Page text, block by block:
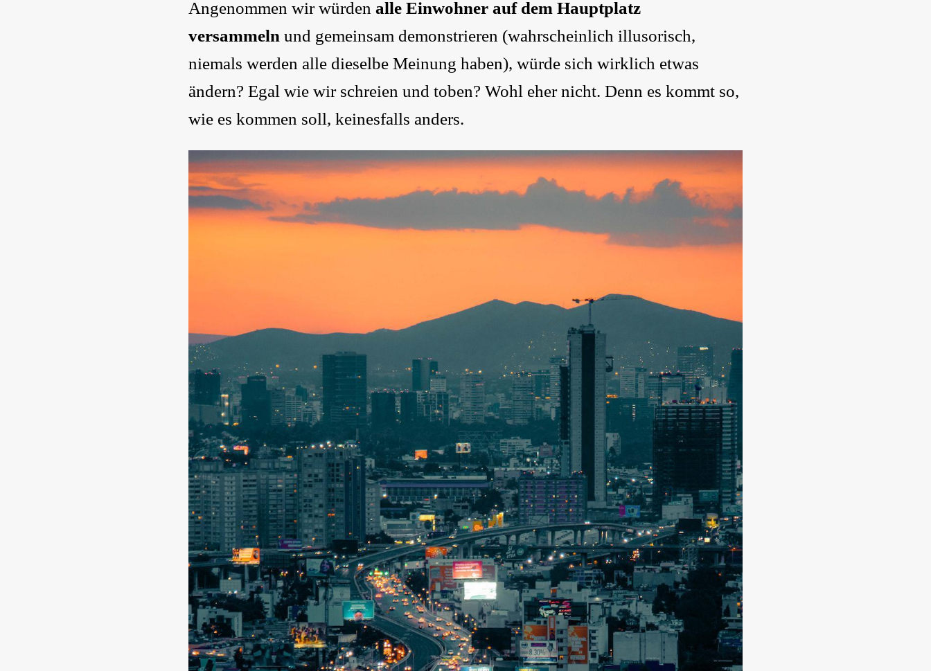
Angenommen wir würden alle Einwohner auf dem Hauptplatz
versammeln und gemeinsam demonstrieren (wahrscheinlich illusorisch,
niemals werden alle dieselbe Meinung haben), würde sich wirklich etwas
ändern? Egal wie wir schreien und toben? Wohl eher nicht. Denn es kommt so,
wie es kommen soll, keinesfalls anders.